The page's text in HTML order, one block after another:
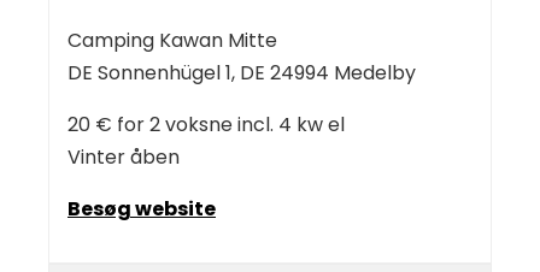
Camping Kawan Mitte
DE Sonnenhügel 1, DE 24994 Medelby
20 € for 2 voksne incl. 4 kw el
Vinter åben
Besøg website